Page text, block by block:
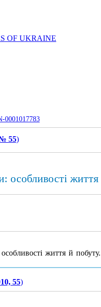
OF UKRAINE
0001017783
55)
особливості
життя й побуту.
55)